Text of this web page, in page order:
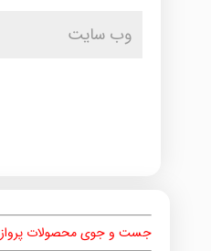
جست و جوی محصولات پرواز